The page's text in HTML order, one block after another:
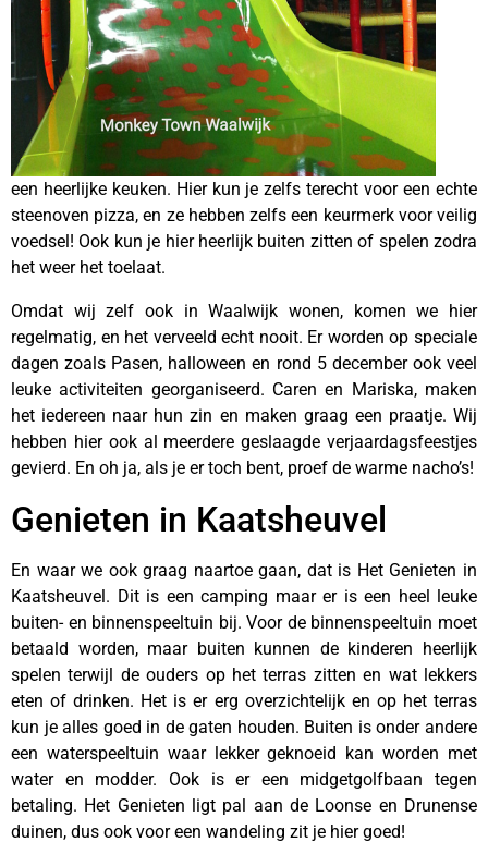
een heerlijke keuken. Hier kun je zelfs terecht voor een echte
steenoven pizza, en ze hebben zelfs een keurmerk voor veilig
voedsel! Ook kun je hier heerlijk buiten zitten of spelen zodra
het weer het toelaat.
Omdat wij zelf ook in Waalwijk wonen, komen we hier
regelmatig, en het verveeld echt nooit. Er worden op speciale
dagen zoals Pasen, halloween en rond 5 december ook veel
leuke activiteiten georganiseerd. Caren en Mariska, maken
het iedereen naar hun zin en maken graag een praatje. Wij
hebben hier ook al meerdere geslaagde verjaardagsfeestjes
gevierd. En oh ja, als je er toch bent, proef de warme nacho’s!
Genieten in Kaatsheuvel
En waar we ook graag naartoe gaan, dat is Het Genieten in
Kaatsheuvel. Dit is een camping maar er is een heel leuke
buiten- en binnenspeeltuin bij. Voor de binnenspeeltuin moet
betaald worden, maar buiten kunnen de kinderen heerlijk
spelen terwijl de ouders op het terras zitten en wat lekkers
eten of drinken. Het is er erg overzichtelijk en op het terras
kun je alles goed in de gaten houden. Buiten is onder andere
een waterspeeltuin waar lekker geknoeid kan worden met
water en modder. Ook is er een midgetgolfbaan tegen
betaling. Het Genieten ligt pal aan de Loonse en Drunense
duinen, dus ook voor een wandeling zit je hier goed!